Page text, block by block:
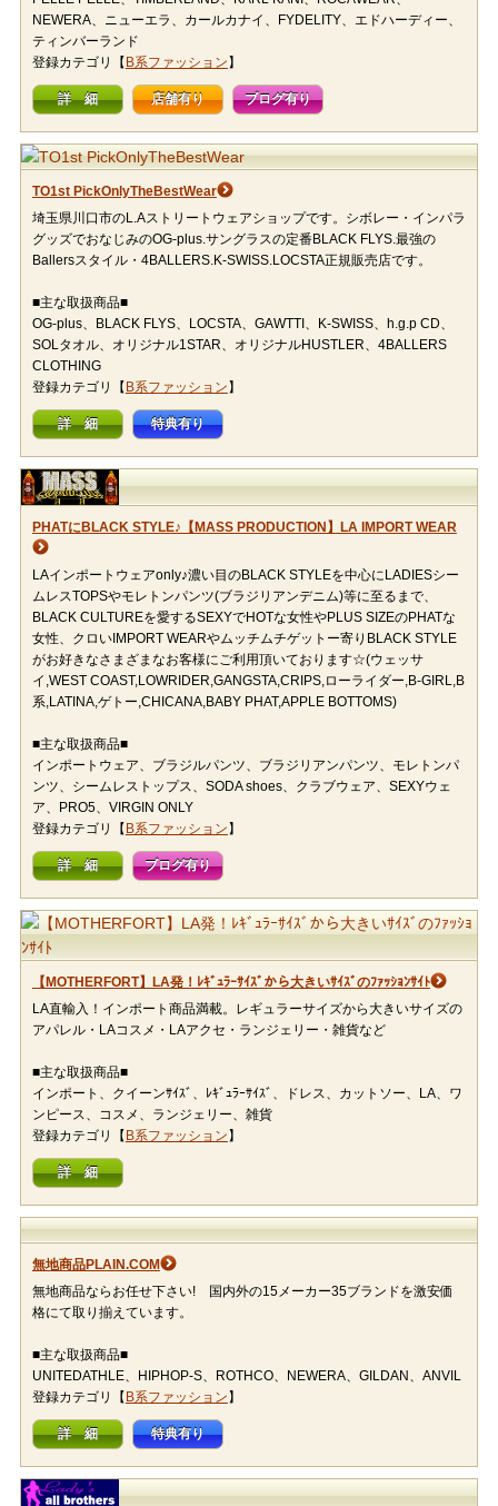
NEWERA、ニューエラ、カールカナイ、FYDELITY、エドハーディー、
ティンバーランド
登録カテゴリ【 B系ファッション 】
詳 細 店舗有り ブログ有り
TO1st PickOnlyTheBestWear
埼玉県川口市のL.Aストリートウェアショップです。シボレー・インパラ
グッズでおなじみのOG-plus.サングラスの定番BLACK FLYS.最強の
Ballersスタイル・4BALLERS.K-SWISS.LOCSTA正規販売店です。
■主な取扱商品■
OG-plus、BLACK FLYS、LOCSTA、GAWTTI、K-SWISS、h.g.p CD、
SOLタオル、オリジナル1STAR、オリジナルHUSTLER、4BALLERS
CLOTHING
登録カテゴリ【 B系ファッション 】
詳 細 特典有り
PHATにBLACK STYLE♪【MASS PRODUCTION】LA IMPORT WEAR
LAインポートウェアonly♪濃い目のBLACK STYLEを中心にLADIESシー
ムレスTOPSやモレトンパンツ(ブラジリアンデニム)等に至るまで、
BLACK CULTUREを愛するSEXYでHOTな女性やPLUS SIZEのPHATな
女性、クロいIMPORT WEARやムッチムチゲットー寄りBLACK STYLE
がお好きなさまざまなお客様にご利用頂いております☆(ウェッサ
イ,WEST COAST,LOWRIDER,GANGSTA,CRIPS,ローライダー,B-GIRL,B
系,LATINA,ゲトー,CHICANA,BABY PHAT,APPLE BOTTOMS)
■主な取扱商品■
インポートウェア、ブラジルパンツ、ブラジリアンパンツ、モレトンパ
ンツ、シームレストップス、SODA shoes、クラブウェア、SEXYウェ
ア、PRO5、VIRGIN ONLY
登録カテゴリ【 B系ファッション 】
詳 細 ブログ有り
【MOTHERFORT】LA発！ﾚｷﾞｭﾗｰｻｲｽﾞから大きいｻｲｽﾞのﾌｧｯｼｮﾝｻｲﾄ
LA直輸入！インポート商品満載。レギュラーサイズから大きいサイズの
アパレル・LAコスメ・LAアクセ・ランジェリー・雑貨など
■主な取扱商品■
インポート、クイーンｻｲｽﾞ、ﾚｷﾞｭﾗｰｻｲｽﾞ、ドレス、カットソー、LA、ワ
ンピース、コスメ、ランジェリー、雑貨
登録カテゴリ【 B系ファッション 】
詳 細
無地商品PLAIN.COM
無地商品ならお任せ下さい! 国内外の15メーカー35ブランドを激安価
格にて取り揃えています。
■主な取扱商品■
UNITEDATHLE、HIPHOP-S、ROTHCO、NEWERA、GILDAN、ANVIL
登録カテゴリ【 B系ファッション 】
詳 細 特典有り